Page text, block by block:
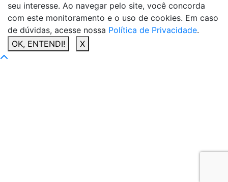
seu interesse. Ao navegar pelo site, você concorda
com este monitoramento e o uso de cookies. Em caso
de dúvidas, acesse nossa Política de Privacidade.
OK, ENTENDI!
X